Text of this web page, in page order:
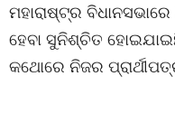
ମହାରାଷ୍ଟ୍ର
ହେବା ସୁନିଶ୍ଚିତ
କଥୋରେ ନିଜର